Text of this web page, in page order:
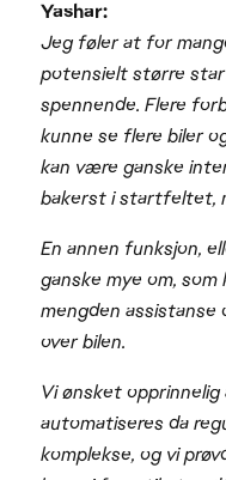
Yashar:
Jeg føler at for
potensielt større
spennende. Flere
kunne se flere biler
kan være ganske
bakerst i startfeltet,
En annen funksjon,
ganske mye om,
mengden assistanse
over bilen.
Vi ønsket
automatiseres da
komplekse, og vi